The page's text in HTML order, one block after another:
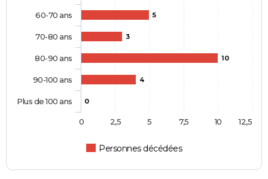
5
3
10
4
0
Personnes décédées
60-70 ans
70-80 ans
80-90 ans
90-100 ans
Plus de 100 ans
0 10
2,5 5 7,5 12,5